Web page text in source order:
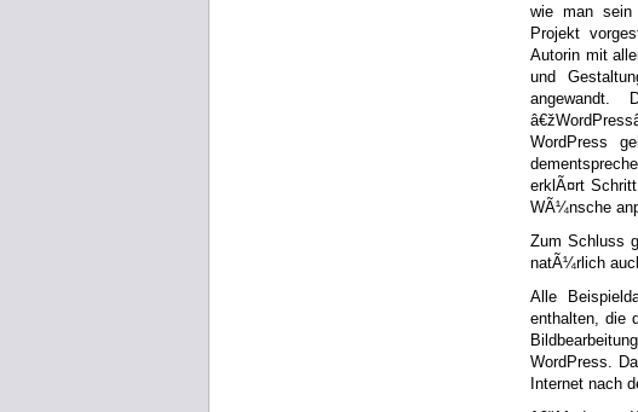
wie man sein
Projekt
Autorin mit
und
WordPress
erklÃ¤rt
WÃ¼nsche
Zum Schluss
natÃ¼rlich
Alle
enthalten, die
WordPress.
Internet nach